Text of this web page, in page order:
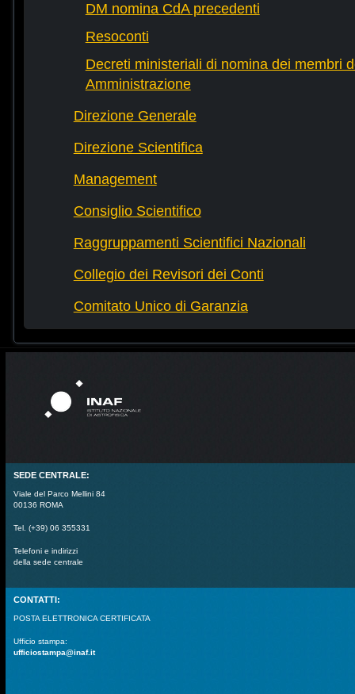
DM nomina CdA precedenti
Resoconti
Decreti ministeriali di nomina dei membri
Amministrazione
Direzione Generale
Direzione Scientifica
Management
Consiglio Scientifico
Raggruppamenti Scientifici Nazionali
Collegio dei Revisori dei Conti
Comitato Unico di Garanzia
SEDE CENTRALE:
Viale del Parco Mellini 84
00136 ROMA
Tel. (+39) 06 355331
Telefoni e indirizzi
della sede centrale
CONTATTI:
POSTA ELETTRONICA CERTIFICATA
Ufficio stampa:
ufficiostampa@inaf.it